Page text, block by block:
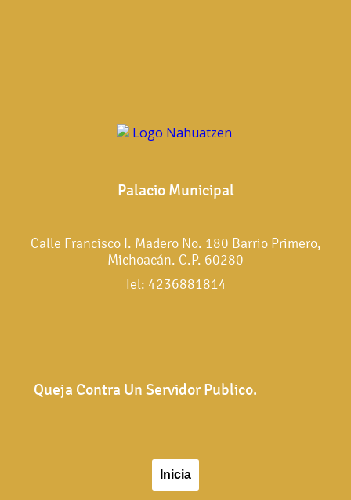
Palacio Municipal
Calle Francisco I. Madero No. 180 Barrio Primero,
Michoacán. C.P. 60280
Tel: 4236881814
Queja Contra Un Servidor Publico.
Inicia